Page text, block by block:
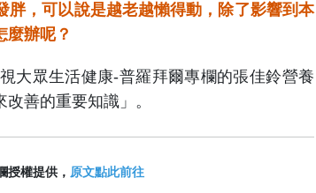
，可以說是越老越懶得動，除了影響到本
麼辦呢？
大眾生活健康-普羅拜爾專欄的張佳鈴營養
善的重要知識」。
授權提供， 原文點此前往